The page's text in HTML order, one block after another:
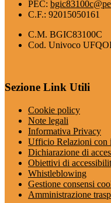
PEC:
C.F.: 92015050161
C.M. BGIC83100C
Cod. Univoco
Sezione Link Utili
Cookie policy
Note legali
Informativa Privacy
Ufficio Relazioni con
Dichiarazione di
Obiettivi di
Whistleblowing
Gestione consensi
Amministrazione